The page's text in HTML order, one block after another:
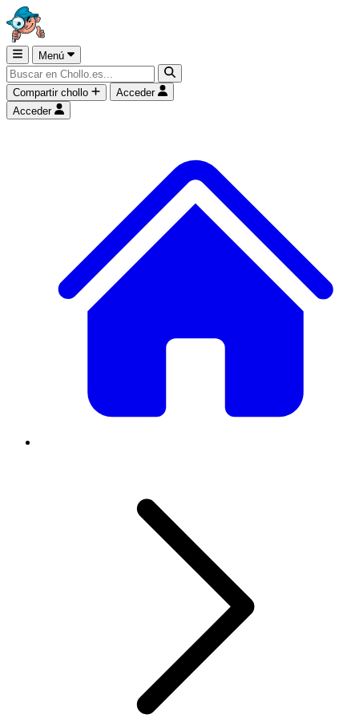
Menú
Compartir chollo
Acceder
Acceder